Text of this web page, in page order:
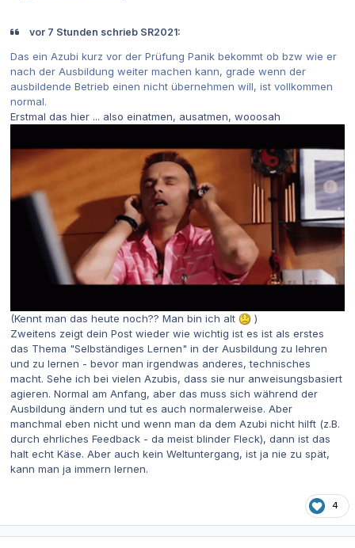
vor 7 Stunden schrieb SR2021:
Das ein Azubi kurz vor der Prüfung Panik bekommt ob bzw wie er
nach der Ausbildung weiter machen kann, grade wenn der
ausbildende Betrieb einen nicht übernehmen will, ist vollkommen
normal.
Erstmal das hier ... also einatmen, ausatmen, wooosah
(Kennt man das heute noch?? Man bin ich alt
)
Zweitens zeigt dein Post wieder wie wichtig ist es ist als erstes
das Thema "Selbständiges Lernen" in der Ausbildung zu lehren
und zu lernen - bevor man irgendwas anderes, technisches
macht. Sehe ich bei vielen Azubis, dass sie nur anweisungsbasiert
agieren. Normal am Anfang, aber das muss sich während der
Ausbildung ändern und tut es auch normalerweise. Aber
manchmal eben nicht und wenn man da dem Azubi nicht hilft (z.B.
durch ehrliches Feedback - da meist blinder Fleck), dann ist das
halt echt Käse. Aber auch kein Weltuntergang, ist ja nie zu spät,
kann man ja immern lernen.
4